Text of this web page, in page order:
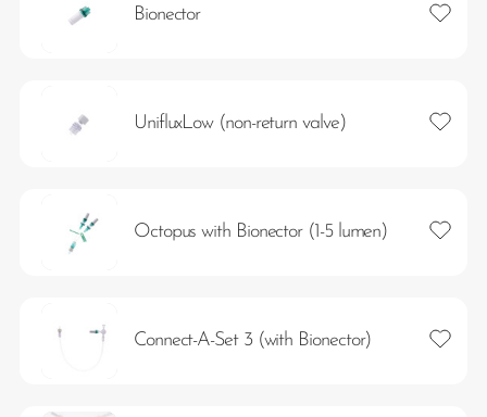
Bionector Lägg
UnifluxLow (non-return valve) Lägg
Octopus with Bionector (1-5 lumen) Lägg
Connect-A-Set 3 (with Bionector) Lägg